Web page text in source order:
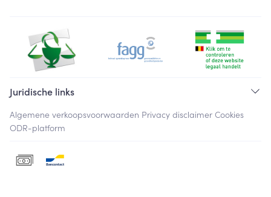
Juridische links
Algemene verkoopsvoorwaarden Privacy disclaimer Cookies
ODR-platform